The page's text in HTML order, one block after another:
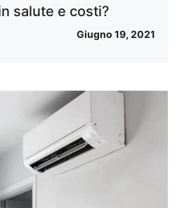
salute e costi?
Giugno 19, 2021